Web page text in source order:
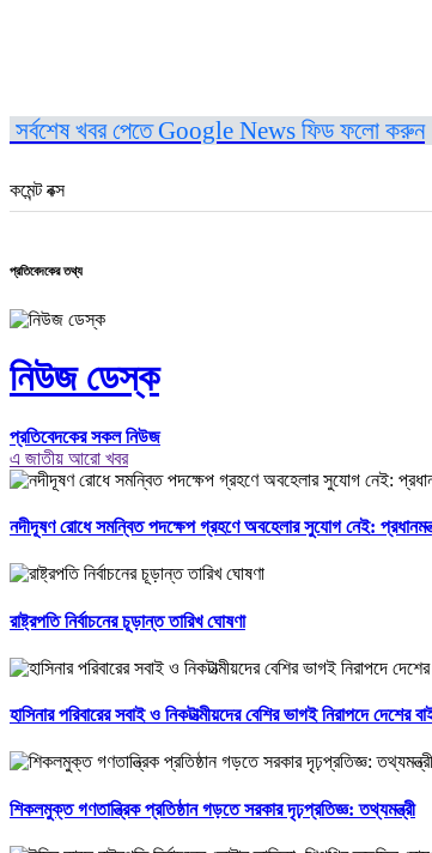
সর্বশেষ খবর পেতে Google News ফিড ফলো করুন
কমেন্ট বক্স
প্রতিবেদকের তথ্য
নিউজ ডেস্ক
প্রতিবেদকের সকল নিউজ
এ জাতীয় আরো খবর
নদীদূষণ রোধে সমন্বিত পদক্ষেপ গ্রহণে অবহেলার সুযোগ নেই:
রাষ্ট্রপতি নির্বাচনের চূড়ান্ত তারিখ ঘোষণা
হাসিনার পরিবারের সবাই ও নিকটাত্মীয়দের বেশির ভাগই নিরাপদে দেশের
শিকলমুক্ত গণতান্ত্রিক প্রতিষ্ঠান গড়তে সরকার দৃঢ়প্রতিজ্ঞ: তথ্যমন্ত্রী